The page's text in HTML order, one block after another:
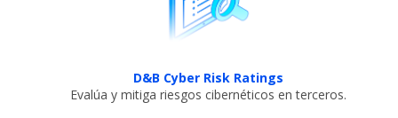
D&B Cyber Risk Ratings
Evalúa y mitiga riesgos cibernéticos en terceros.​